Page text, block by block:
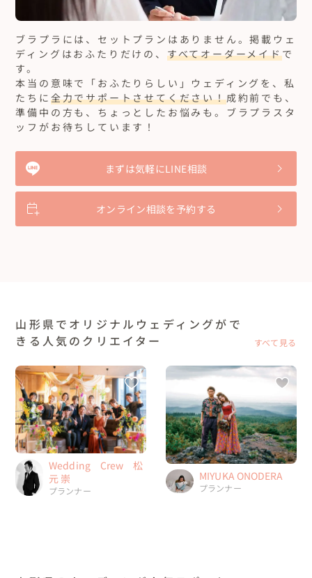
ブラプラには、セットプランはありません。掲載ウェ
ディングはおふたりだけの、 すべてオーダーメイドで
す。
本当の意味で「おふたりらしい」ウェディングを、私
たちに 全力でサポートさせてください！成約前でも、
準備中の方も、ちょっとしたお悩みも。ブラプラスタ
ッフがお待ちしています！
まずは気軽にLINE相談
オンライン相談を予約する
山形県でオリジナルウェディングがで
きる人気のクリエイター
すべて見る
Wedding Crew 松
元 崇
プランナー
MIYUKA ONODERA
プランナー